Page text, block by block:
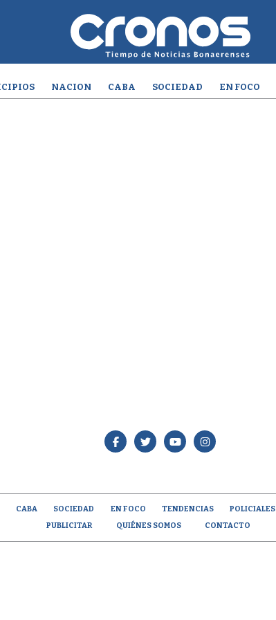
NACION CABA SOCIEDAD EN FOCO
CABA SOCIEDAD EN FOCO TENDENCIAS POLICIALES
PUBLICITAR
QUIÉNES SOMOS CONTACTO